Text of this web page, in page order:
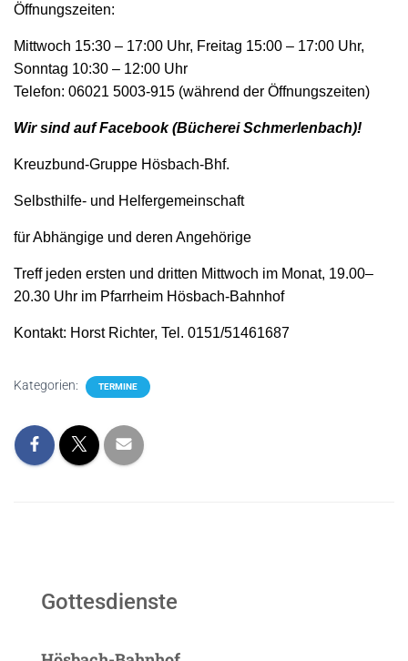
Öffnungszeiten:
Mittwoch 15:30 – 17:00 Uhr, Freitag 15:00 – 17:00 Uhr,
Sonntag 10:30 – 12:00 Uhr
Telefon: 06021 5003-915 (während der Öffnungszeiten)
Wir sind auf Facebook (Bücherei Schmerlenbach)!
Kreuzbund-Gruppe Hösbach-Bhf.
Selbsthilfe- und Helfergemeinschaft
für Abhängige und deren Angehörige
Treff jeden ersten und dritten Mittwoch im Monat, 19.00–
20.30 Uhr im Pfarrheim Hösbach-Bahnhof
Kontakt: Horst Richter, Tel. 0151/51461687
Kategorien: TERMINE
Gottesdienste